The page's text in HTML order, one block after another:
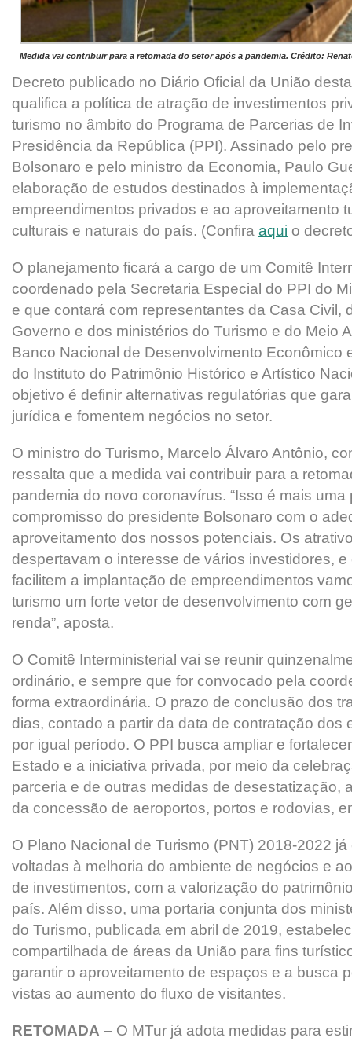
Medida vai contribuir para a retomada do setor após a pandemia. Crédito:
Decreto publicado no Diário Oficial da União
qualifica a política de atração de investimentos
turismo no âmbito do Programa de Parcerias de
Presidência da República (PPI). Assinado pelo
Bolsonaro e pelo ministro da Economia, Paulo
elaboração de estudos destinados à
empreendimentos privados e ao aproveitamento
culturais e naturais do país. (Confira aqui o
O planejamento ficará a cargo de um Comitê
coordenado pela Secretaria Especial do PPI do
e que contará com representantes da Casa Civil,
Governo e dos ministérios do Turismo e do Meio
Banco Nacional de Desenvolvimento Econômico
do Instituto do Patrimônio Histórico e Artístico
objetivo é definir alternativas regulatórias que
jurídica e fomentem negócios no setor.
O ministro do Turismo, Marcelo Álvaro Antônio,
ressalta que a medida vai contribuir para a
pandemia do novo coronavírus. “Isso é mais uma
compromisso do presidente Bolsonaro com o
aproveitamento dos nossos potenciais. Os
despertavam o interesse de vários investidores,
facilitem a implantação de empreendimentos
turismo um forte vetor de desenvolvimento com
renda”, aposta.
O Comitê Interministerial vai se reunir
ordinário, e sempre que for convocado pela
forma extraordinária. O prazo de conclusão dos
dias, contado a partir da data de contratação dos
por igual período. O PPI busca ampliar e
Estado e a iniciativa privada, por meio da
parceria e de outras medidas de desestatização,
da concessão de aeroportos, portos e rodovias,
O Plano Nacional de Turismo (PNT) 2018-2022
voltadas à melhoria do ambiente de negócios e
de investimentos, com a valorização do
país. Além disso, uma portaria conjunta dos
do Turismo, publicada em abril de 2019,
compartilhada de áreas da União para fins
garantir o aproveitamento de espaços e a busca
vistas ao aumento do fluxo de visitantes.
RETOMADA – O MTur já adota medidas para